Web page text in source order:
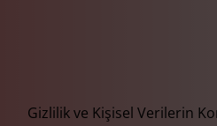
Gizlilik ve Kişisel Verilerin